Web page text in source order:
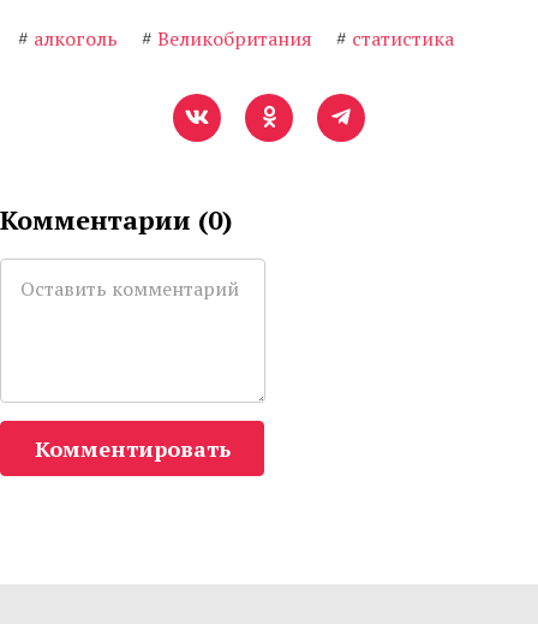
# алкоголь # Великобритания # статистика
Комментарии (0)
Комментировать